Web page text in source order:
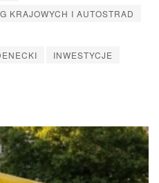
KRAJOWYCH I AUTOSTRAD
INWESTYCJE